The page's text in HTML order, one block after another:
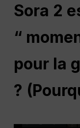
Sora 2
“
pour la
?